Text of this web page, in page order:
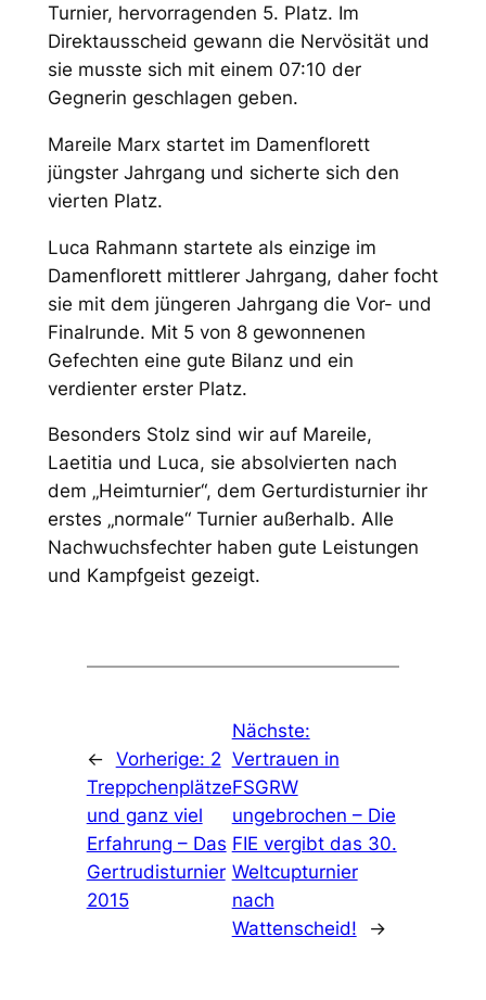
Turnier, hervorragenden 5. Platz. Im
Direktausscheid gewann die Nervösität und
sie musste sich mit einem 07:10 der
Gegnerin geschlagen geben.
Mareile Marx startet im Damenflorett
jüngster Jahrgang und sicherte sich den
vierten Platz.
Luca Rahmann startete als einzige im
Damenflorett mittlerer Jahrgang, daher focht
sie mit dem jüngeren Jahrgang die Vor- und
Finalrunde. Mit 5 von 8 gewonnenen
Gefechten eine gute Bilanz und ein
verdienter erster Platz.
Besonders Stolz sind wir auf Mareile,
Laetitia und Luca, sie absolvierten nach
dem „Heimturnier“, dem Gerturdisturnier ihr
erstes „normale“ Turnier außerhalb. Alle
Nachwuchsfechter haben gute Leistungen
und Kampfgeist gezeigt.
← Vorherige: 2
Treppchenplätze
und ganz viel
Erfahrung – Das
Gertrudisturnier
2015
Nächste:
Vertrauen in
FSGRW
ungebrochen – Die
FIE vergibt das 30.
Weltcupturnier
nach
Wattenscheid!
→